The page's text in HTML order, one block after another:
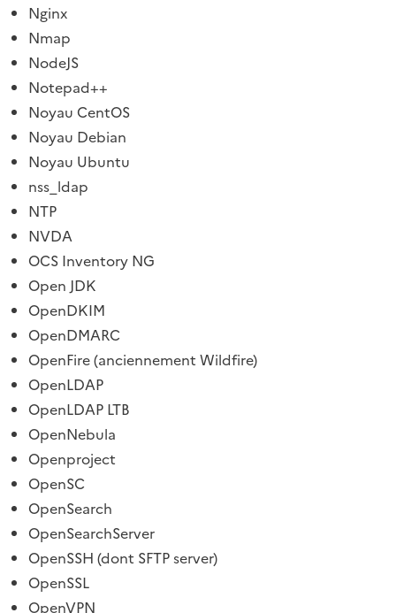
Nginx
Nmap
NodeJS
Notepad++
Noyau CentOS
Noyau Debian
Noyau Ubuntu
nss_ldap
NTP
NVDA
OCS Inventory NG
Open JDK
OpenDKIM
OpenDMARC
OpenFire (anciennement Wildfire)
OpenLDAP
OpenLDAP LTB
OpenNebula
Openproject
OpenSC
OpenSearch
OpenSearchServer
OpenSSH (dont SFTP server)
OpenSSL
OpenVPN